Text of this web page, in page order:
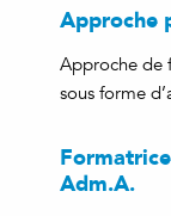
Approche
Approche de
sous forme
Adm.A.